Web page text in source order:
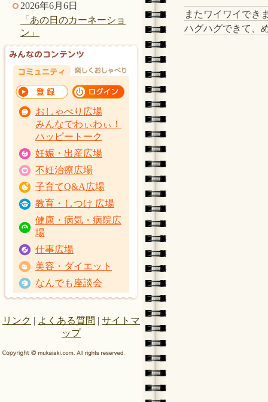
2026年6月6日
「あの日のカーネーショ
ン」
おしゃべり広場
みんなでわぃわぃ！
ハッピートーク
妊娠・出産広場
不妊治療広場
子育てQ&A広場
教育・しつけ 広場
健康・病気・病院広
場
仕事広場
美容・ダイエット
なんでも座談会
リンク | よくある質問 | サイトマ
ップ
またワイワイでき
ハグハグできて